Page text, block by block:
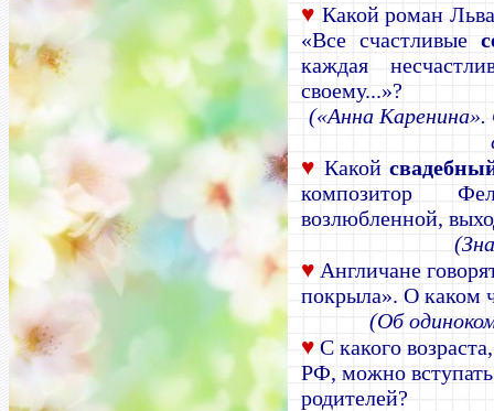
♥ Какой роман
«Все счастливые
каждая
своему...»?
(«Анна
♥ Какой
композитор
возлюбленной,
♥ Англичане
покрыла». О каком
(Об
♥ С какого
РФ, можно
родителей?